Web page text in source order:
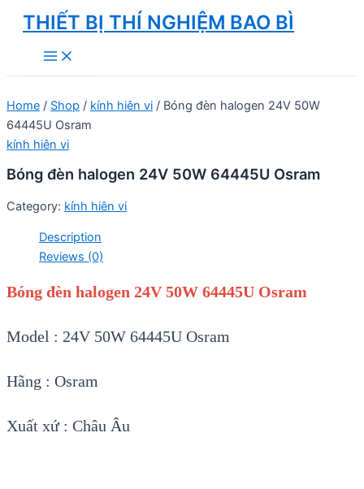
Skip
content
THIẾT BỊ THÍ NGHIỆM BAO BÌ
Main
Menu
Home / Shop / kính hiên vi / Bóng đèn halogen 24V 50W
64445U Osram
kính hiên vi
Bóng đèn halogen 24V 50W 64445U Osram
Category: kính hiên vi
Description
Reviews (0)
Bóng đèn halogen 24V 50W 64445U Osram
Model : 24V 50W 64445U Osram
Hãng : Osram
Xuất xứ : Châu Âu